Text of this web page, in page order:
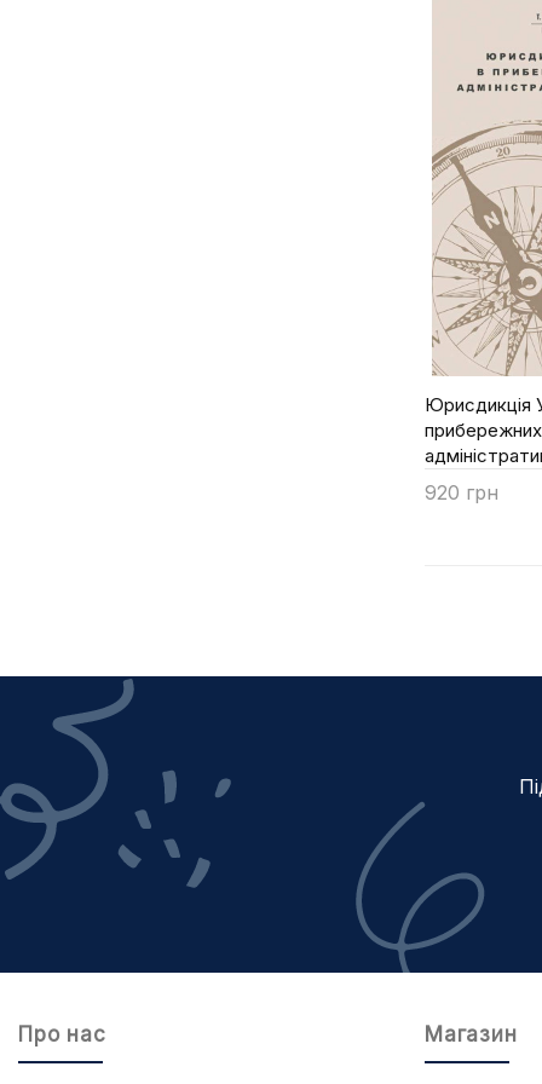
Юрисдикція
920 грн
Про нас Магазин